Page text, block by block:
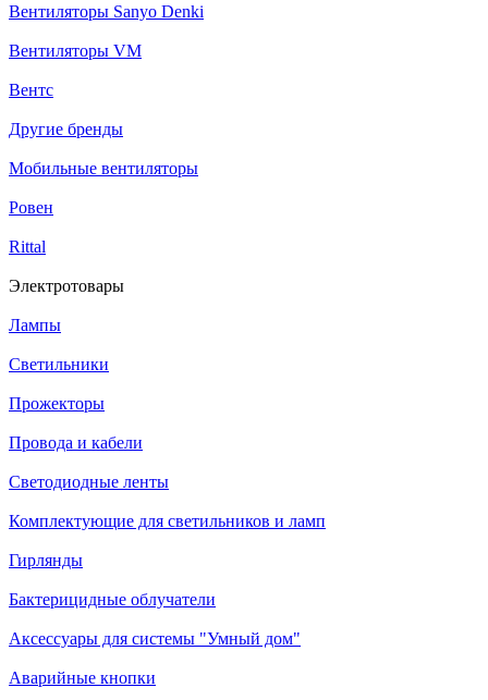
Вентиляторы Sanyo Denki
Вентиляторы VM
Вентс
Другие бренды
Мобильные вентиляторы
Ровен
Rittal
Электротовары
Лампы
Светильники
Прожекторы
Провода и кабели
Светодиодные ленты
Комплектующие для светильников и ламп
Гирлянды
Бактерицидные облучатели
Аксессуары для системы "Умный дом"
Аварийные кнопки